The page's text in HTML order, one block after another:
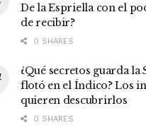
De la Espriella con el
de recibir?
0 SHARES
¿Qué secretos guarda la
flotó en el Índico? Los
quieren descubrirlos
0 SHARES